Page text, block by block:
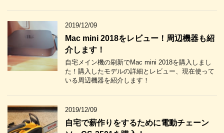
2019/12/09
Mac mini 2018をレビュー！周辺機器も紹
介します！
自宅メイン機の刷新でMac mini 2018を購入しまし
た！購入したモデルの詳細とレビュー、現在使って
いる周辺機器を紹介します！
2019/12/09
自宅で薪作りをするために電動チェーン